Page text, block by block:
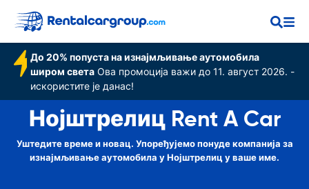
До 20% попуста на изнајмљивање аутомобила
широм света Ова промоција важи до 11. август 2026. -
искористите је данас!
Нојштрелиц Rent A Car
Уштедите време и новац. Упоређујемо понуде компанија за
изнајмљивање аутомобила у Нојштрелиц у ваше име.